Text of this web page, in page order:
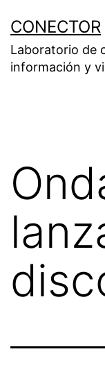
contenido
CONECTOR
Laboratorio de
información y